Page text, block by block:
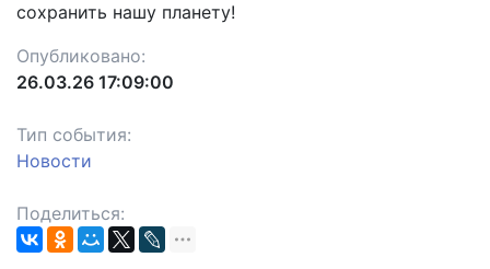
сохранить нашу планету!
Опубликовано:
26.03.26 17:09:00
Тип события:
Новости
Поделиться: